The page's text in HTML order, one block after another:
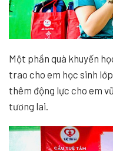
Một phần quà khuyến
trao cho em học sinh
thêm động lực cho em
tương lai.